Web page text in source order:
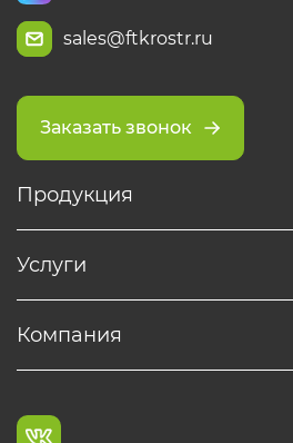
sales@ftkrostr.ru
Заказать звонок
Продукция
Услуги
Компания